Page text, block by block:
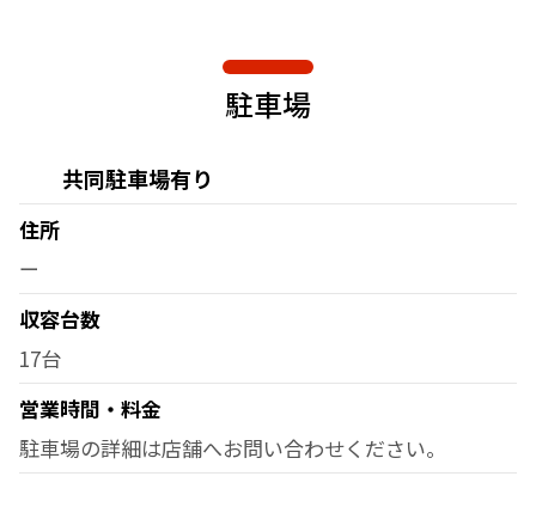
駐車場
共同駐車場有り
住所
ー
収容台数
17台
営業時間・料金
駐車場の詳細は店舗へお問い合わせください。